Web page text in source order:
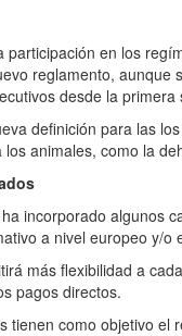
participación en los
reglamento,
desde la
definición para las
animales, como la
incorporado algunos
a nivel europeo y/o
más flexibilidad a
pagos directos.
tienen como objetivo el